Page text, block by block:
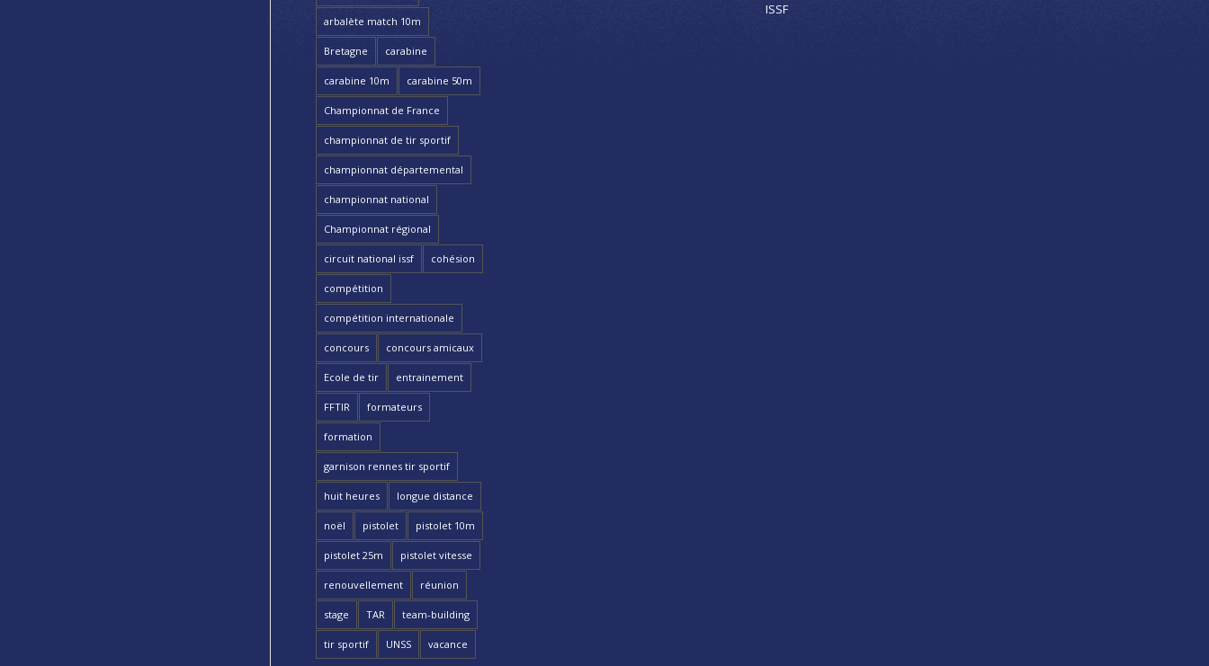
arbalète match 10m
Bretagne carabine
carabine 10m carabine 50m
Championnat de France
championnat de tir sportif
championnat départemental
championnat national
Championnat régional
circuit national issf cohésion
compétition
compétition internationale
concours concours amicaux
Ecole de tir entrainement
FFTIR formateurs
formation
garnison rennes tir sportif
huit heures longue distance
noël pistolet pistolet 10m
pistolet 25m pistolet vitesse
renouvellement réunion
stage TAR team-building
tir sportif UNSS vacance
ISSF